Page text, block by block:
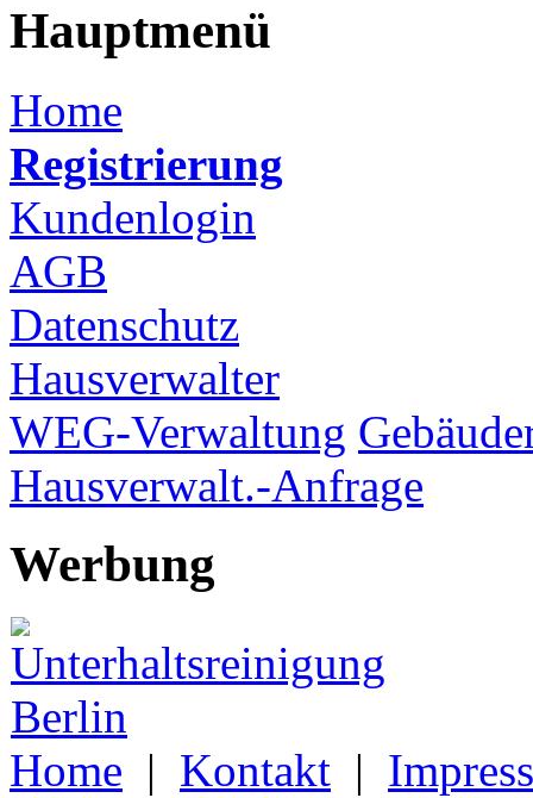
Hauptmenü
Home
Registrierung
Kundenlogin
AGB
Datenschutz
Hausverwalter
WEG-Verwaltung
Hausverwalt.-Anfrage
Werbung
Home | Kontakt |